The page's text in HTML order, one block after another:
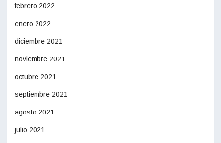
febrero 2022
enero 2022
diciembre 2021
noviembre 2021
octubre 2021
septiembre 2021
agosto 2021
julio 2021